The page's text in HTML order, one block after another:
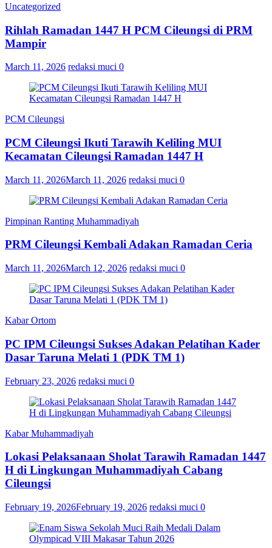
Uncategorized
Rihlah Ramadan 1447 H PCM Cileungsi di PRM
Mampir
March 11, 2026 redaksi muci 0
PCM Cileungsi
PCM Cileungsi Ikuti Tarawih Keliling MUI
Kecamatan Cileungsi Ramadan 1447 H
March 11, 2026March 11, 2026 redaksi muci 0
Pimpinan Ranting Muhammadiyah
PRM Cileungsi Kembali Adakan Ramadan Ceria
March 11, 2026March 12, 2026 redaksi muci 0
Kabar Ortom
PC IPM Cileungsi Sukses Adakan Pelatihan Kader
Dasar Taruna Melati 1 (PDK TM 1)
February 23, 2026 redaksi muci 0
Kabar Muhammadiyah
Lokasi Pelaksanaan Sholat Tarawih Ramadan 1447
H di Lingkungan Muhammadiyah Cabang
Cileungsi
February 19, 2026February 19, 2026 redaksi muci 0